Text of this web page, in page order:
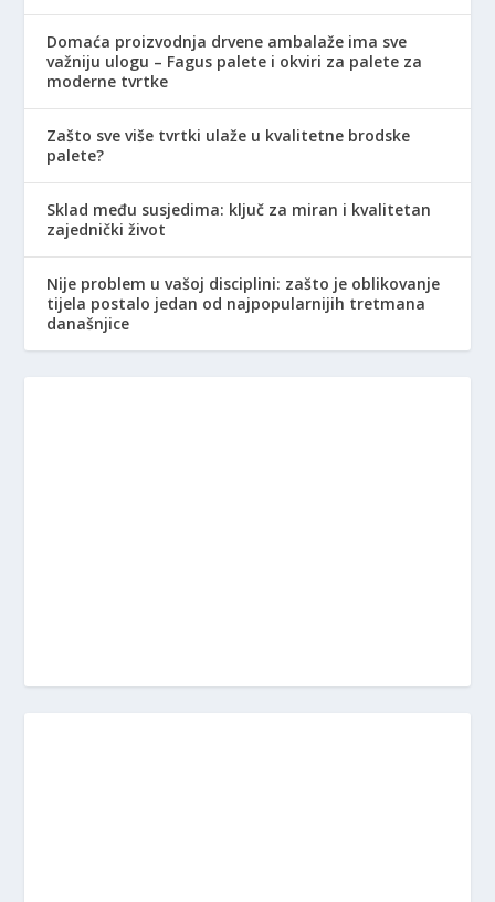
Domaća proizvodnja drvene ambalaže ima sve
važniju ulogu – Fagus palete i okviri za palete za
moderne tvrtke
Zašto sve više tvrtki ulaže u kvalitetne brodske
palete?
Sklad među susjedima: ključ za miran i kvalitetan
zajednički život
Nije problem u vašoj disciplini: zašto je oblikovanje
tijela postalo jedan od najpopularnijih tretmana
današnjice